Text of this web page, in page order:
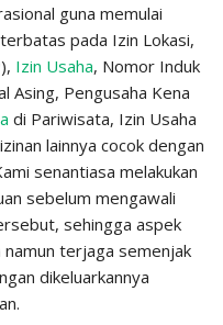
guna memulai
pada Izin Lokasi,
Izin Usaha, Nomor Induk
Asing, Pengusaha Kena
di Pariwisata, Izin Usaha
lainnya cocok dengan
senantiasa melakukan
sebelum mengawali
sehingga aspek
terjaga semenjak
dikeluarkannya